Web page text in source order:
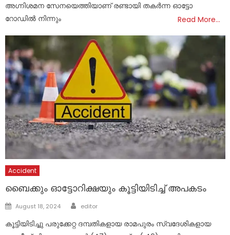
അഗ്നിശമന സേനയെത്തിയാണ് രണ്ടായി തകർന്ന ഓട്ടോ
റോഡിൽ നിന്നും
Read More…
Accident
ബൈക്കും ഓട്ടോറിക്ഷയും കൂട്ടിയിടിച്ച് അപകടം
Posted
August 18, 2024 Author
editor
കൂട്ടിയിടിച്ചു പരുക്കേറ്റ ദമ്പതികളായ രാമപുരം സ്വദേശികളായ